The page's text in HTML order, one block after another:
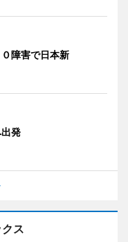
障害で日本新
発
ス